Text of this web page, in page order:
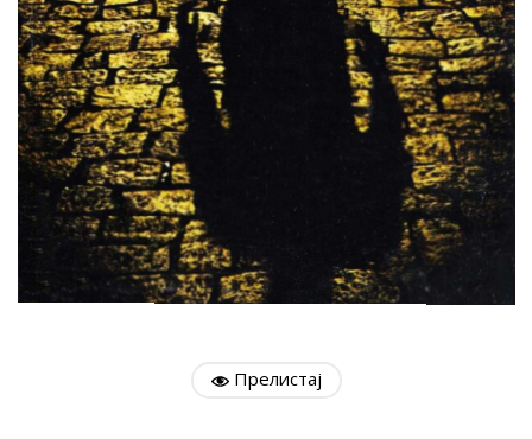
Прелистај